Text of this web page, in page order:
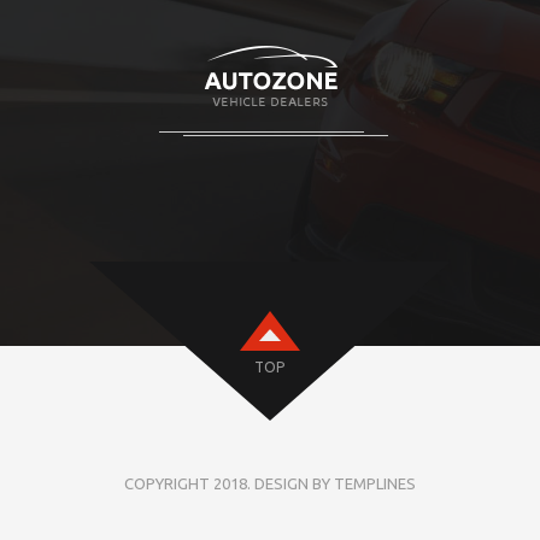
TOP
COPYRIGHT 2018. DESIGN BY TEMPLINES